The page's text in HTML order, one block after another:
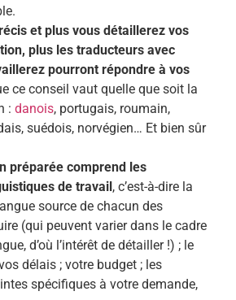
et plus vous détaillerez vos
plus les traducteurs avec
pourront répondre à vos
ce conseil vaut quelle que soit la
: danois, portugais, roumain,
suédois, norvégien… Et bien sûr
préparée comprend les
de travail, c’est-à-dire la
source de chacun des
(qui peuvent varier dans le cadre
d’où l’intérêt de détailler !) ; le
délais ; votre budget ; les
spécifiques à votre demande,